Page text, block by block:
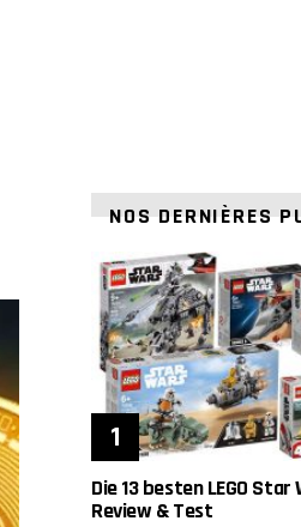
NOS DERNIÈRES
Die 13 besten LEGO
Review & Test